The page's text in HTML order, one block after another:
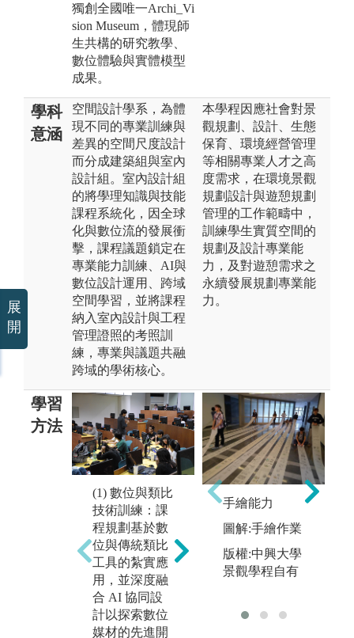
獨創全國唯一Archi_Vi
sion Museum，體現師
生共構的研究教學、
數位體驗與實體模型
成果。
學科
意涵
空間設計學系，為體
現不同的專業訓練與
差異的空間尺度設計
而分成建築組與室內
設計組。室內設計組
的將學理知識與技能
課程系統化，因全球
化與數位流的發展衝
擊，課程議題鎖定在
專業能力訓練、AI與
數位設計運用、跨域
空間學習，並將課程
納入室內設計與工程
管理證照的考照訓
練，專業與議題共融
跨域的學術核心。
本學程因應社會對景
觀規劃、設計、生態
保育、環境經營管理
等相關專業人才之高
度需求，在環境景觀
規劃設計與遊憩規劃
管理的工作範疇中，
訓練學生實質空間的
規劃及設計專業能
力，及對遊憩需求之
永續發展規劃專業能
力。
學習
方法
(1) 數位與類比
技術訓練：課
程規劃基於數
位與傳統類比
工具的紮實應
用，並深度融
合 AI 協同設
計以探索數位
媒材的先進開
(2) 新與舊空間
構築思維：基
於探討社會議
題深化設計與
生活的緊密關
係，提領學生
議題導入空間
手繪能力
圖解:手繪作業
版權:中興大學
景觀學程自有
展
開